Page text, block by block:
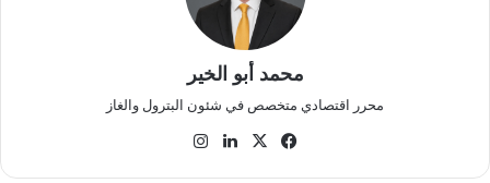
محمد أبو الخير
محرر اقتصادي متخصص في شئون البترول والغاز
فيسبوك
‫X لينكدإن